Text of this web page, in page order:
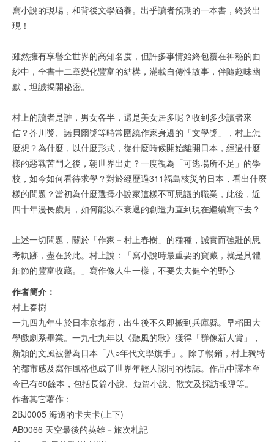
寫小說的現場，和背後文學涵養。出乎讀者預期的一本書，終於出
現！
雖然擁有享譽全世界的高知名度，但許多事情始終包覆在神秘的面
紗中，全書十二章變化豐富的結構，滿載自傳性故事，伴隨趣味幽
默，坦誠揭開秘密。
村上的讀者是誰，男女各半，還是美女居多呢？收到多少讀者來
信？芥川獎、諾貝爾獎等時常圍繞作家身邊的「文學獎」，村上怎
麼想？為什麼，以什麼形式，從什麼時候開始離開日本，經過什麼
樣的惡戰苦鬥之後，朝世界出走？一度視為「可逃場所不足」的學
校，如今如何看待求學？對於經歷過311福島核災的日本，看出什麼
樣的問題？當初為什麼選擇小說家這樣不可思議的職業，此後，近
四十年漫長歲月，如何能以不衰退的創造力直到現在繼續寫下去？
上述一切問題，關於「作家－村上春樹」的種種，誠實而強壯的思
考軌跡，盡在於此。村上說：「寫小說時最重要的寶藏，就是具體
細節的豐富收藏。」寫作像人生一樣，不要失去健全的野心
作者簡介：
村上春樹
一九四九年生於日本京都府，出生後不久即搬到兵庫縣。早稻田大
學戲劇系畢業。一九七九年以《聽風的歌》獲得「群像新人賞」，
新穎的文風被譽為日本「八○年代文學旗手」。除了暢銷，村上獨特
的都市感及寫作風格也成了世界年輕人認同的標誌。作品中譯本至
今已有60餘本，包括長篇小說、短篇小說、散文及採訪報導等。
作者其它著作：
2BJ0005 海邊的卡夫卡(上下)
AB0066 天空最後的英雄－旅次札記